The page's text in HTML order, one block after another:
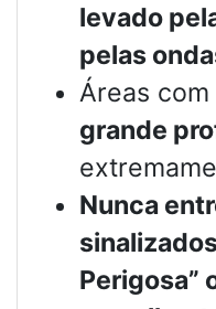
levado
pelas
Áreas com
grande
Nunca
Perigosa”